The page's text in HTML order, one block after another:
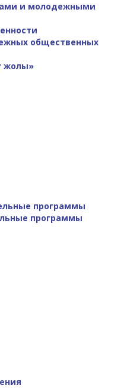
и молодежными
общественных
жолы»
программы
программы